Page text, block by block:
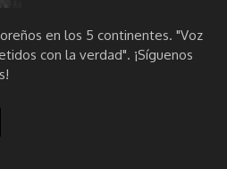
en los 5 continentes. "Voz
con la verdad". ¡Síguenos